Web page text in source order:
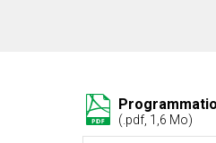
(.pdf, 1,6 Mo)